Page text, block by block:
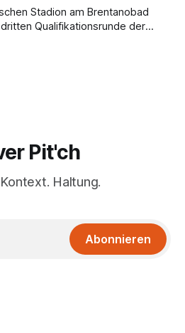
Stadion am Brentanobad
Qualifikationsrunde der
Pit'ch
Haltung.
Abonnieren